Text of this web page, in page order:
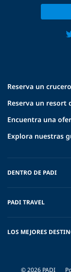
Reserva un
Reserva un resort
Encuentra una
Explora nuestras
DENTRO DE PADI
PADI TRAVEL
LOS MEJORES
© 2026 PADI